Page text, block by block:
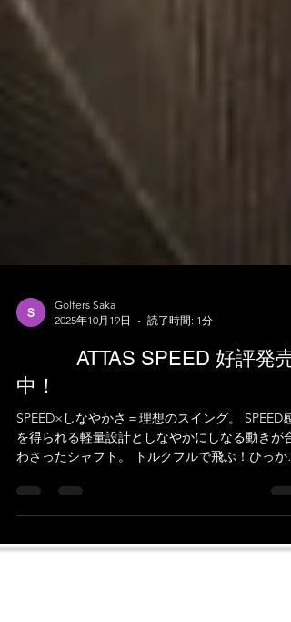
2025年10月19日
読了時間: 1分
ATTAS SPEED 好評発売
中！
SPEED×しなやかさ＝理想のスイング。 SPEED感
を得られる軽量設計としなやかにしなる動きが合
わさったシャフト。 トルクフルで飛ぶ！ひっかけ